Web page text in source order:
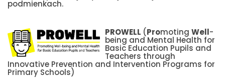
podmienkach.
PROWELL (PromotingWell-
being and Mental Health for
Basic Education Pupils and
Teachers through
Innovative Prevention and Intervention Programs for
Primary Schools)